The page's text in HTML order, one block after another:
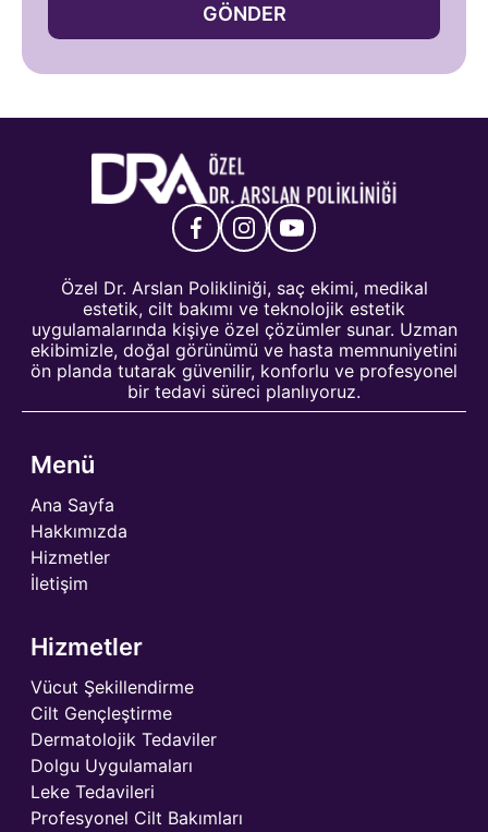
GÖNDER
Özel Dr. Arslan Polikliniği, saç ekimi, medikal
estetik, cilt bakımı ve teknolojik estetik
uygulamalarında kişiye özel çözümler sunar. Uzman
ekibimizle, doğal görünümü ve hasta memnuniyetini
ön planda tutarak güvenilir, konforlu ve profesyonel
bir tedavi süreci planlıyoruz.
Menü
Ana Sayfa
Hakkımızda
Hizmetler
İletişim
Hizmetler
Vücut Şekillendirme
Cilt Gençleştirme
Dermatolojik Tedaviler
Dolgu Uygulamaları
Leke Tedavileri
Profesyonel Cilt Bakımları